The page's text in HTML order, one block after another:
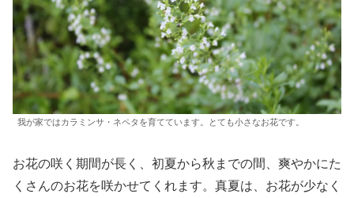
我が家ではカラミンサ・ネペタを育てています。とても小さなお花です。
お花の咲く期間が長く、初夏から秋までの間、爽やかにた
くさんのお花を咲かせてくれます。真夏は、お花が少なく